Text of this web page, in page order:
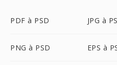
PDF à PSD JPG à
PNG à PSD EPS à